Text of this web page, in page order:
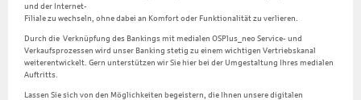
und der Internet-
Filiale zu wechseln, ohne dabei an Komfort oder Funktionalität zu verlieren.
Durch die Verknüpfung des Bankings mit medialen OSPlus_neo Service- und
Verkaufsprozessen wird unser Banking stetig zu einem wichtigen Vertriebskanal
weiterentwickelt. Gern unterstützen wir Sie hier bei der Umgestaltung Ihres medialen
Auftritts.
Lassen Sie sich von den Möglichkeiten begeistern, die Ihnen unsere digitalen